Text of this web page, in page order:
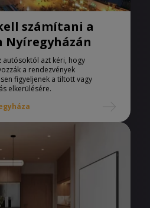
számítani a
Nyíregyházán
autósoktól azt kéri, hogy
a rendezvények
figyeljenek a tiltott vagy
elkerülésére.